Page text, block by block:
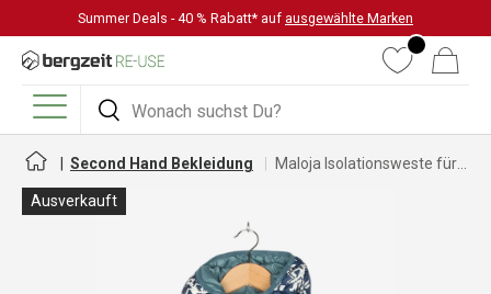
DIREKT ZUM INHALT
Summer Deals - 40 % Rabatt* auf ausgewählte Marken
Suchen
Suchen
WunschlisteWarenkorb
Menü
Second Hand Bekleidung
Ausverkauft